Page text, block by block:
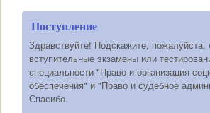
Поступление
Здравствуйте! Подскажите, пожалуйста,
вступительные экзамены или
специальности "Право и организация
обеспечения" и "Право и судебное
Спасибо.